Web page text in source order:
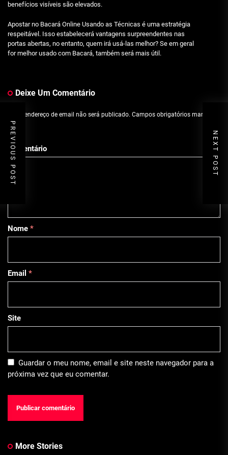
benefícios visíveis são elevados.
Apostar no Bacará Online Usando as Técnicas é uma estratégia
respeitável. Isso estabelecerá vantagens surpreendentes nas
portas abertas, no entanto, quem irá usá-las melhor? Se em geral
for melhor usado com Bacará, também será mais útil.
Deixe Um Comentário
O seu endereço de email não será publicado. Campos obrigatórios marcados
com
Comentário
Nome *
Email *
Site
Guardar o meu nome, email e site neste navegador para a
próxima vez que eu comentar.
PREVIOUS POST NEXT POST
More Stories